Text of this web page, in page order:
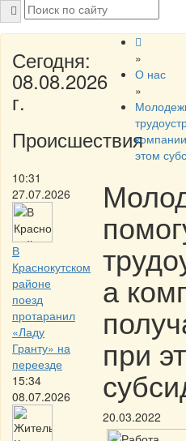
Сегодня:
08.08.2026
г.
Происшествия
10:31
27.07.2026
В
Краснокутском
районе
поезд
протаранил
«Ладу
Гранту» на
переезде
15:34
08.07.2026
»
О нас
»
этом
а
при
20.03.2022